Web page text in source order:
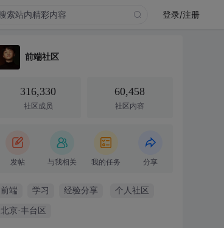
登录/注册
前端社区
316,330
社区成员
60,458
社区内容
发帖 与我相关 我的任务 分享
前端 学习 经验分享 个人社区
北京·丰台区